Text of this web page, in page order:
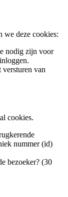
we deze cookies:
nodig zijn voor
van
cookies.
nummer (id)
bezoeker? (30